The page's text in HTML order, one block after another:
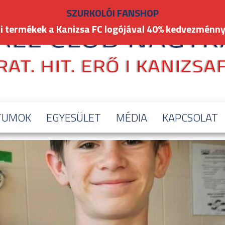
EGYESÜLET MÉDIA KAPCSOLAT
SZURKOLÓI FANSHOP
termékek a Kanizsa FC logójával 40%